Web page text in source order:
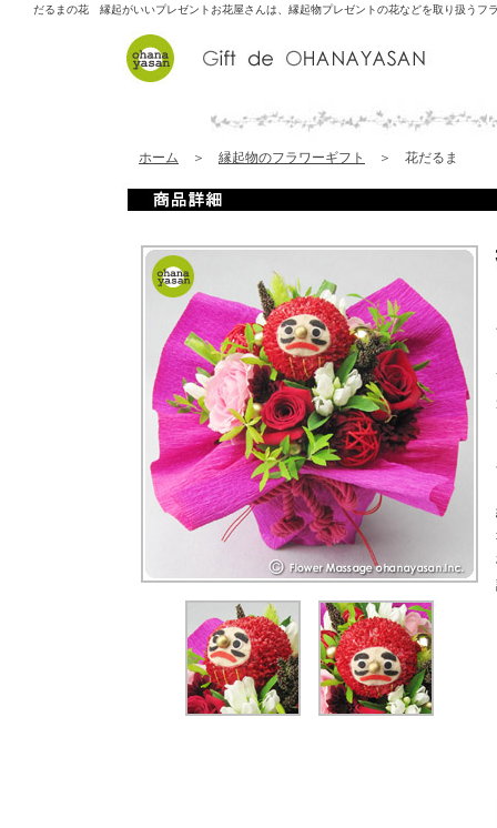
だるまの花 縁起がいいプレゼント お花屋さんは、縁起物プレゼントの花などを取り扱うフ
ホーム ＞ 縁起物のフラワーギフト ＞ 花だるま